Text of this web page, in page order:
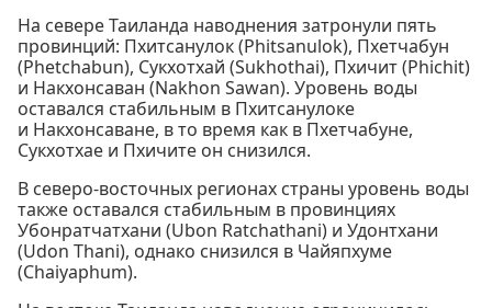
На севере Таиланда наводнения затронули пять
провинций: Пхитсанулок (Phitsanulok), Пхетчабун
(Phetchabun), Сукхотхай (Sukhothai), Пхичит (Phichit)
и Накхонсаван (Nakhon Sawan). Уровень воды
оставался стабильным в Пхитсанулоке
и Накхонсаване, в то время как в Пхетчабуне,
Сукхотхае и Пхичите он снизился.
В северо-восточных регионах страны уровень воды
также оставался стабильным в провинциях
Убонратчатхани (Ubon Ratchathani) и Удонтхани
(Udon Thani), однако снизился в Чайяпхуме
(Chaiyaphum).